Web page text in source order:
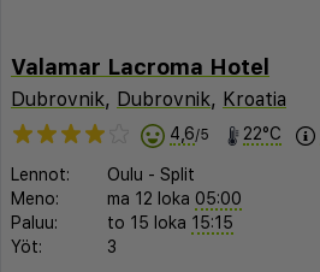
Valamar Lacroma Hotel
Dubrovnik, Dubrovnik, Kroatia
4,6/5 22°C
Lennot: Oulu - Split
Meno:
ma 12 loka 05:00
Paluu:
to 15 loka 15:15
Yöt:
3